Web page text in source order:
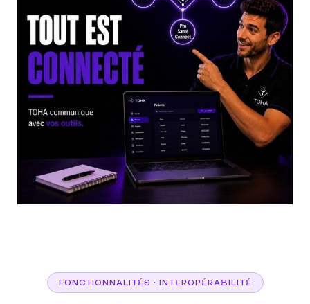
FONCTIONNALITÉS · INTEROPÉRABILITÉ